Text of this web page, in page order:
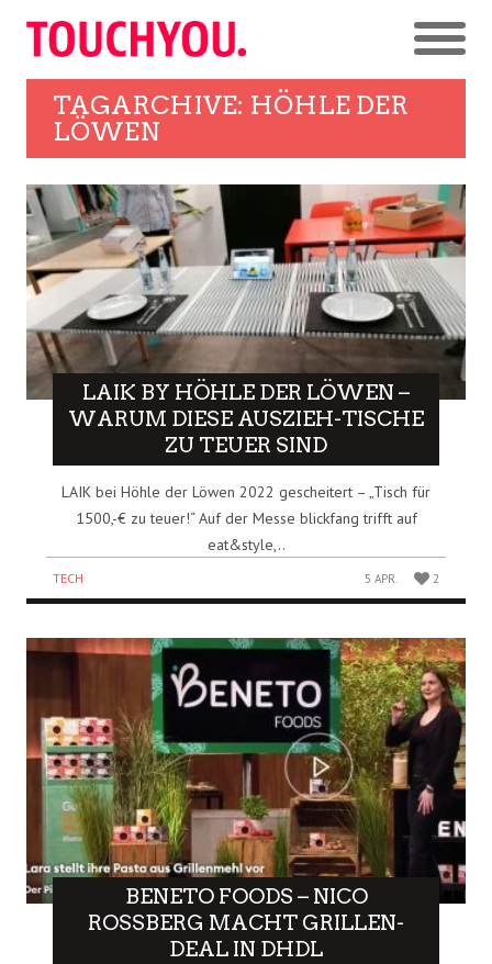
TAGARCHIVE: HÖHLE DER
LÖWEN
LAIK BY HÖHLE DER LÖWEN –
WARUM DIESE AUSZIEH-TISCHE
ZU TEUER SIND
LAIK bei Höhle der Löwen 2022 gescheitert – „Tisch für
1500,-€ zu teuer!“ Auf der Messe blickfang trifft auf
eat&style,..
TECH 5 APR. 2
BENETO FOODS – NICO
ROSSBERG MACHT GRILLEN-
DEAL IN DHDL